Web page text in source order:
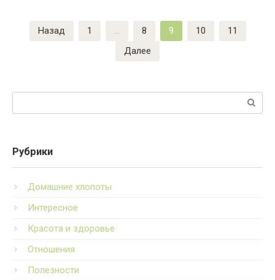
Пагинация
записей
Назад 1 … 8 9 10
11
Далее
Поиск:
Рубрики
Домашние хлопоты
Интересное
Красота и здоровье
Отношения
Полезности